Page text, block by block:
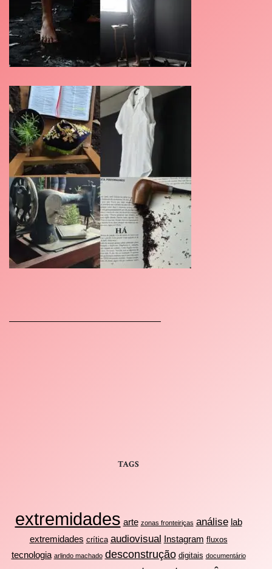
TAGS
extremidades arte zonas fronteiriças análise lab
extremidades crítica audiovisual Instagram fluxos
tecnologia arlindo machado desconstrução digitais documentário